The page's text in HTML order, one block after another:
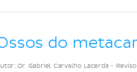
do
Dr. Gabriel Carvalho Lacerda •